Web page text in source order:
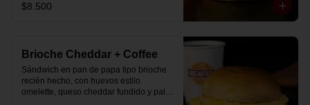
$8.500
Brioche Cheddar + Coffee
Sándwich en pan de papa tipo brioche
recién hecho, con huevos estilo
omelette, queso cheddar fundido y palta,